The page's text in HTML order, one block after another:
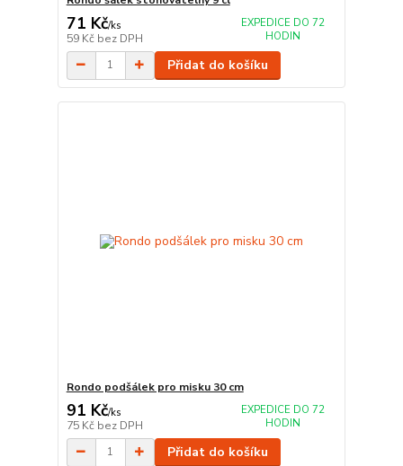
71 Kč/ks
59 Kč bez DPH
EXPEDICE DO 72
HODIN
Přidat do košíku
Rondo podšálek pro misku 30 cm
91 Kč/ks
75 Kč bez DPH
EXPEDICE DO 72
HODIN
Přidat do košíku